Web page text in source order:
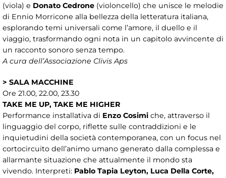
(viola) e Donato Cedrone (violoncello) che unisce le melodie
di Ennio Morricone alla bellezza della letteratura italiana,
esplorando temi universali come l’amore, il duello e il
viaggio, trasformando ogni nota in un capitolo avvincente di
un racconto sonoro senza tempo.
A cura dell’Associazione Clivis Aps
> SALA MACCHINE
Ore 21.00, 22.00, 23.30
TAKE ME UP, TAKE ME HIGHER
Performance installativa di Enzo Cosimi che, attraverso il
linguaggio del corpo, riflette sulle contraddizioni e le
inquietudini della società contemporanea, con un focus nel
cortocircuito dell’animo umano generato dalla complessa e
allarmante situazione che attualmente il mondo sta
vivendo. Interpreti: Pablo Tapia Leyton, Luca Della Corte,